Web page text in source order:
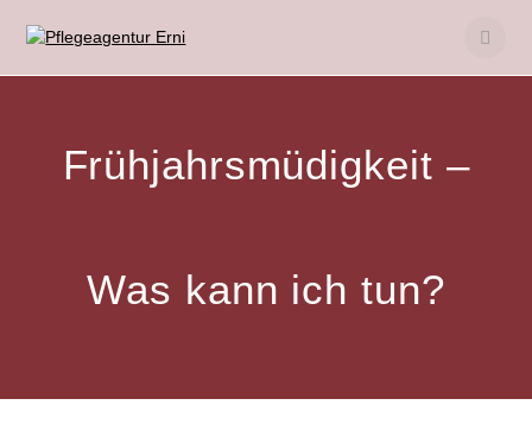
Frühjahrsmüdigkeit –
Was kann ich tun?